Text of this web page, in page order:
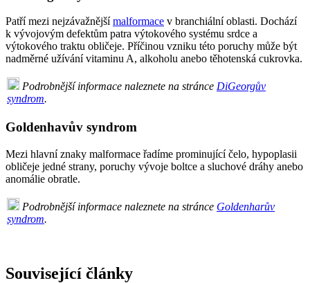
Patří mezi nejzávažnějšímalformace v branchiální oblasti. Dochází
k vývojovým defektům patra výtokového systému srdce a
výtokového traktu obličeje. Příčinou vzniku této poruchy může být
nadměrné užívání vitaminu A, alkoholu anebo těhotenská cukrovka.
Podrobnější informace naleznete na stránce DiGeorgův
syndrom.
Goldenhavův syndrom
Mezi hlavní znaky malformace řadíme prominující čelo, hypoplasii
obličeje jedné strany, poruchy vývoje boltce a sluchové dráhy anebo
anomálie obratle.
Podrobnější informace naleznete na stránce Goldenharův
syndrom.
Související články